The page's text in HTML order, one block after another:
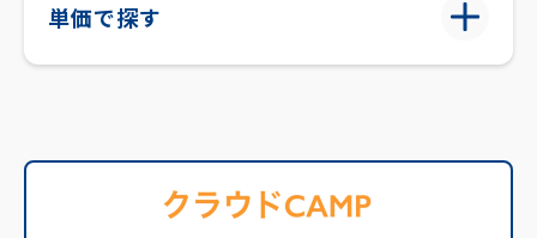
単価で探す